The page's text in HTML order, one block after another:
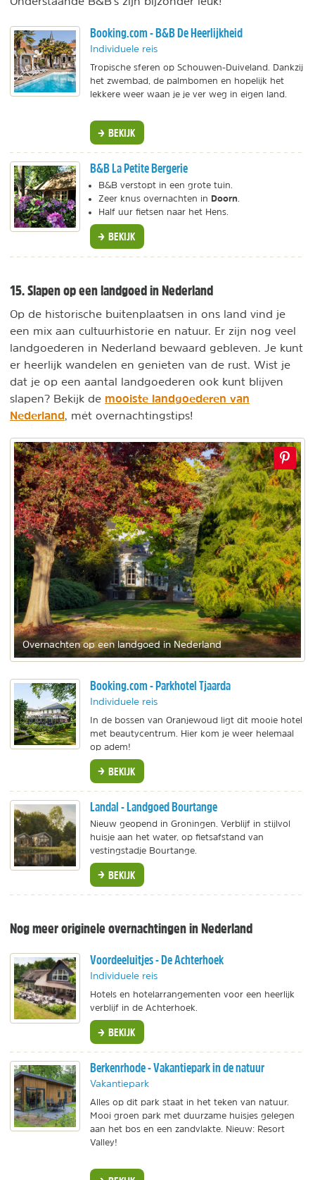
Booking.com - B&B De Heerlijkheid
Individuele reis
Tropische sferen op Schouwen-Duiveland. Dankzij
het zwembad, de palmbomen en hopelijk het
lekkere weer waan je je ver weg in eigen land.
BEKIJK
B&B La Petite Bergerie
B&B verstopt in een grote tuin.
Zeer knus overnachten in Doorn
Half uur fietsen naar het Hens.
BEKIJK
15. Slapen op een landgoed in Nederland
Op de historische buitenplaatsen in ons land vind je
een mix aan cultuurhistorie en natuur. Er zijn nog veel
landgoederen in Nederland bewaard gebleven. Je kunt
er heerlijk wandelen en genieten van de rust. Wist je
dat je op een aantal landgoederen ook kunt blijven
slapen? Bekijk de mooiste landgoederen van
Nederland , mét overnachtingstips!
Overnachten op een landgoed in Nederland
Booking.com - Parkhotel Tjaarda
Individuele reis
In de bossen van Oranjewoud ligt dit mooie hotel
met beautycentrum. Hier kom je weer helemaal
op adem!
BEKIJK
Landal - Landgoed Bourtange
Nieuw geopend in Groningen. Verblijf in stijlvol
huisje aan het water, op fietsafstand van
vestingstadje Bourtange.
BEKIJK
Nog meer originele overnachtingen in Nederland
Voordeeluitjes - De Achterhoek
Individuele reis
Hotels en hotelarrangementen voor een heerlijk
verblijf in de Achterhoek.
BEKIJK
Berkenrhode - Vakantiepark in de natuur
Vakantiepark
Alles op dit park staat in het teken van natuur.
Mooi groen park met duurzame huisjes gelegen
aan het bos en een zandvlakte. Nieuw: Resort
Valley!